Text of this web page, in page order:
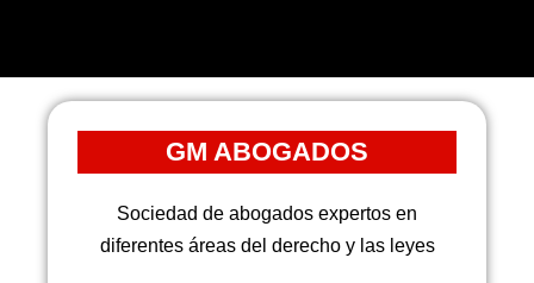
GM ABOGADOS
Sociedad de abogados expertos en
diferentes áreas del derecho y las leyes